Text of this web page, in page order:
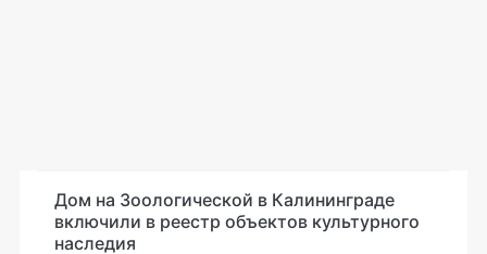
Дом на Зоологической в Калининграде
включили в реестр объектов культурного
наследия